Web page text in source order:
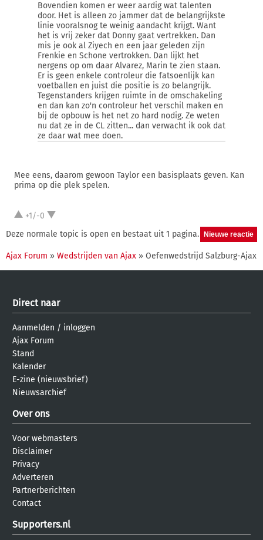
Bovendien komen er weer aardig wat talenten
door. Het is alleen zo jammer dat de belangrijkste
linie vooralsnog te weinig aandacht krijgt. Want
het is vrij zeker dat Donny gaat vertrekken. Dan
mis je ook al Ziyech en een jaar geleden zijn
Frenkie en Schone vertrokken. Dan lijkt het
nergens op om daar Alvarez, Marin te zien staan.
Er is geen enkele controleur die fatsoenlijk kan
voetballen en juist die positie is zo belangrijk.
Tegenstanders krijgen ruimte in de omschakeling
en dan kan zo'n controleur het verschil maken en
bij de opbouw is het net zo hard nodig. Ze weten
nu dat ze in de CL zitten... dan verwacht ik ook dat
ze daar wat mee doen.
Mee eens, daarom gewoon Taylor een basisplaats geven. Kan
prima op die plek spelen.
+1/-0
Deze normale topic is open en bestaat uit 1 pagina.
Ajax Forum » Wedstrijden van Ajax » Oefenwedstrijd Salzburg-Ajax
Direct naar
Aanmelden / inloggen
Ajax Forum
Stand
Kalender
E-zine (nieuwsbrief)
Nieuwsarchief
Over ons
Voor webmasters
Disclaimer
Privacy
Adverteren
Partnerberichten
Contact
Supporters.nl